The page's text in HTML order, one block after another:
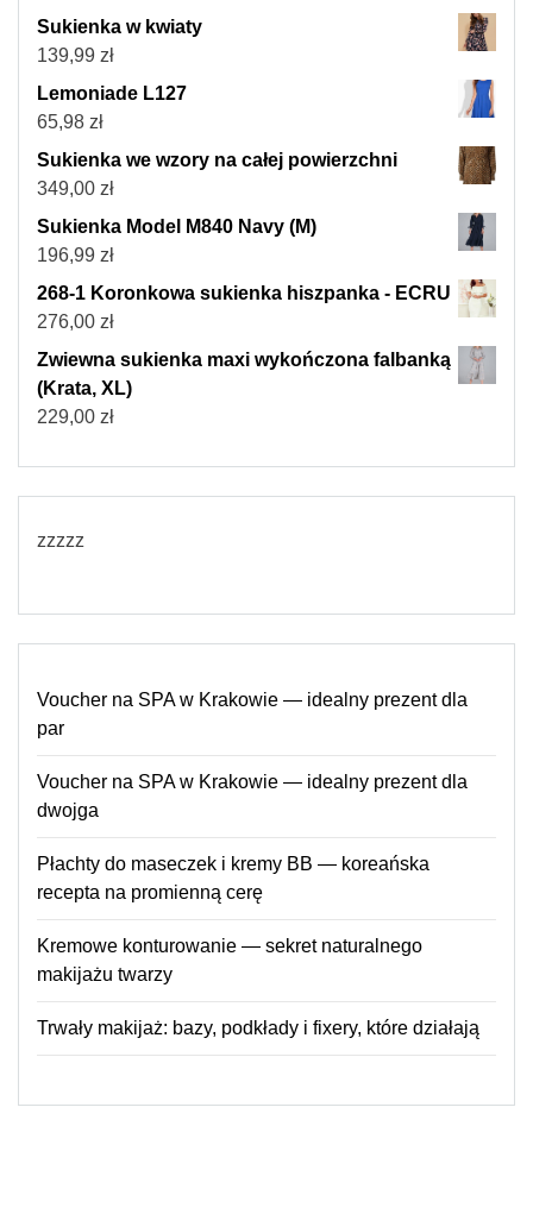
Sukienka w kwiaty
139,99 zł
Lemoniade L127
65,98 zł
Sukienka we wzory na całej powierzchni
349,00 zł
Sukienka Model M840 Navy (M)
196,99 zł
268-1 Koronkowa sukienka hiszpanka - ECRU
276,00 zł
Zwiewna sukienka maxi wykończona falbanką
(Krata, XL)
229,00 zł
zzzzz
Voucher na SPA w Krakowie — idealny prezent dla
par
Voucher na SPA w Krakowie — idealny prezent dla
dwojga
Płachty do maseczek i kremy BB — koreańska
recepta na promienną cerę
Kremowe konturowanie — sekret naturalnego
makijażu twarzy
Trwały makijaż: bazy, podkłady i fixery, które działają